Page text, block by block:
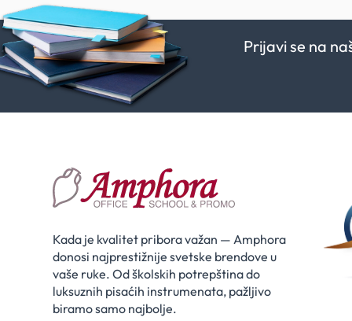
Prijavi se na
Kada je kvalitet pribora važan — Amphora
donosi najprestižnije svetske brendove u
vaše ruke. Od školskih potrepština do
luksuznih pisaćih instrumenata, pažljivo
biramo samo najbolje.